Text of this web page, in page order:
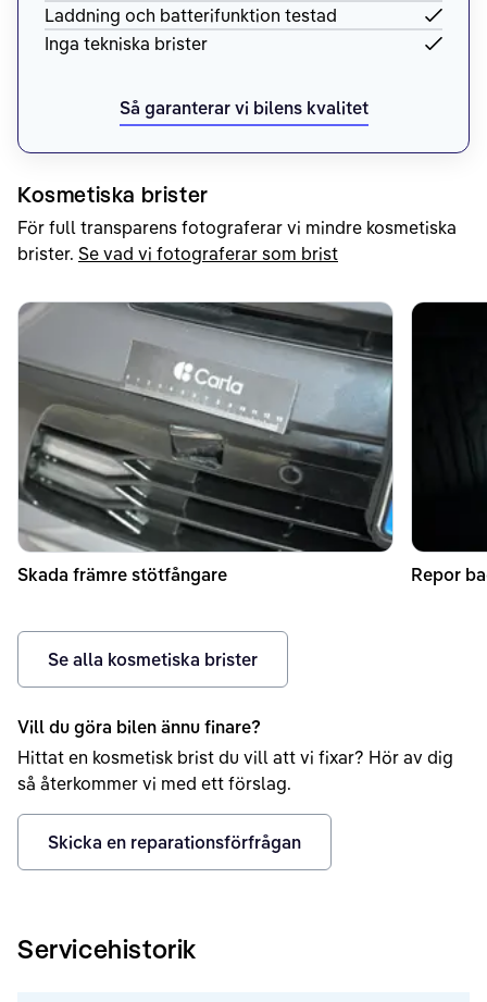
Laddning och batterifunktion testad
Inga tekniska brister
Så garanterar vi bilens kvalitet
Kosmetiska brister
För full transparens fotograferar vi mindre kosmetiska
brister. Se vad vi fotograferar som brist
Skada främre stötfångare Repor
Se alla kosmetiska brister
Vill du göra bilen ännu finare?
Hittat en kosmetisk brist du vill att vi fixar? Hör av dig
så återkommer vi med ett förslag.
Skicka en reparationsförfrågan
Servicehistorik